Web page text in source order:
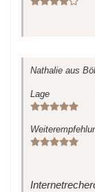
Nathalie aus
Lage